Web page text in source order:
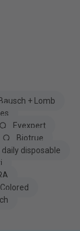
+ Lomb
Eyexpert
Biotrue
daily disposable
Colored